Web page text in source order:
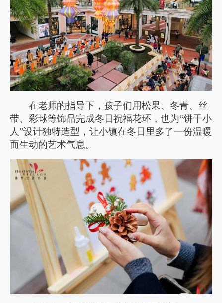
在老师的指导下，孩子们用松果、冬青、丝
带、彩球等饰品完成冬日祝福花环，也为“饼干小
人”设计独特造型，让小镇在冬日里多了一份温暖
而生动的艺术气息。